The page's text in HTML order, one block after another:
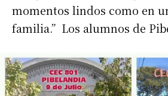
momentos lindos como en
familia.” Los alumnos de